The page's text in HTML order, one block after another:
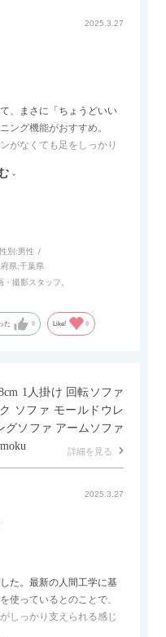
2025.3.27
、まさに「ちょうどいい
ング機能がおすすめ。
がなくても足をしっかり
ラックスできるのが嬉し
、コンセントの場所を気
的に感じました。
性別:男性
県:千葉県
撮影スタッフ。
た 0 Like! 0
1人掛け 回転ソファ
ソファ モールドウレ
グソファ アームソファ
詳細を見る
2025.3.27
た。最新の人間工学に基
使っているとのことで、
しっかり支えられる感じ